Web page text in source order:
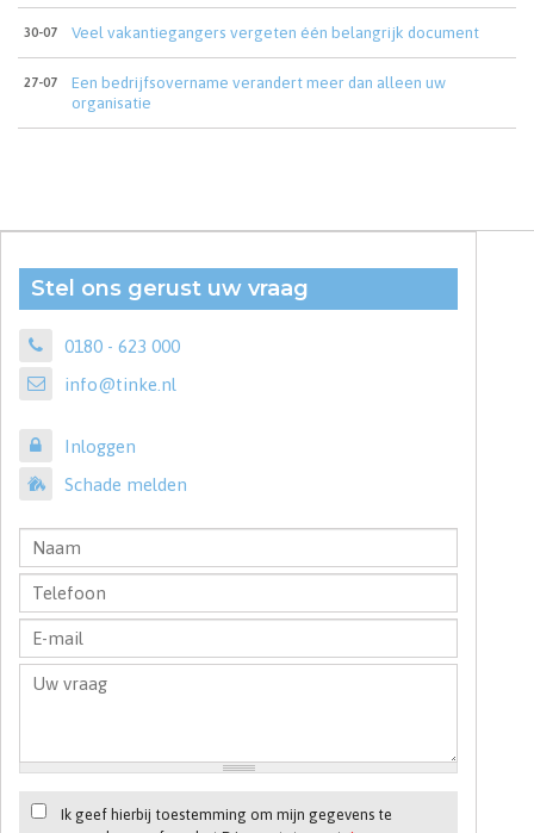
30-07 Veel vakantiegangers vergeten één belangrijk document
27-07
Een bedrijfsovername verandert meer dan alleen uw
organisatie
Stel ons gerust uw vraag
0180 - 623 000
info@tinke.nl
Inloggen
Schade melden
Ik geef hierbij toestemming om mijn gegevens te